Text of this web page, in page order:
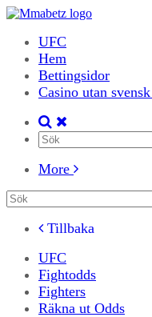
UFC
Hem
Bettingsidor
Casino utan
More
Tillbaka
UFC
Fightodds
Fighters
Räkna ut Odds